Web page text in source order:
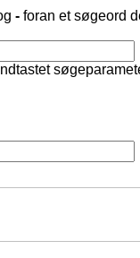
- foran et søgeord